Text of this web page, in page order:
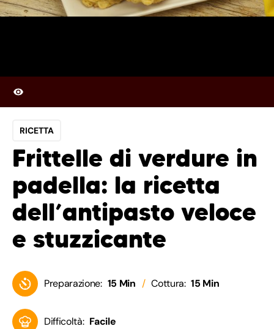
RICETTA
Frittelle di verdure in
padella: la ricetta
dell’antipasto veloce
e stuzzicante
Preparazione: 15 Min Cottura: 15 Min
Difficoltà: Facile